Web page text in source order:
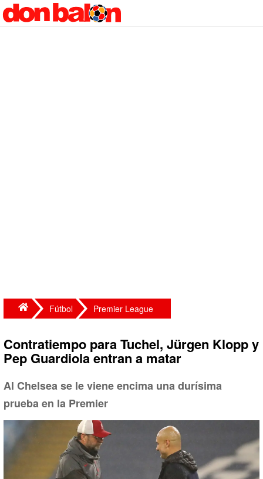
Fútbol Premier League
Contratiempo para Tuchel, Jürgen Klopp y
Pep Guardiola entran a matar
Al Chelsea se le viene encima una durísima
prueba en la Premier